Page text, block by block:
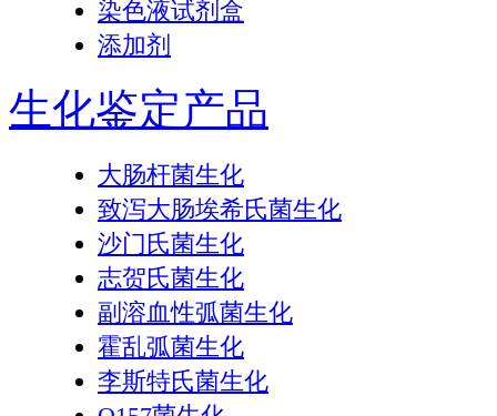
染色液试剂盒
添加剂
生化鉴定产品
大肠杆菌生化
致泻大肠埃希氏菌生化
沙门氏菌生化
志贺氏菌生化
副溶血性弧菌生化
霍乱弧菌生化
李斯特氏菌生化